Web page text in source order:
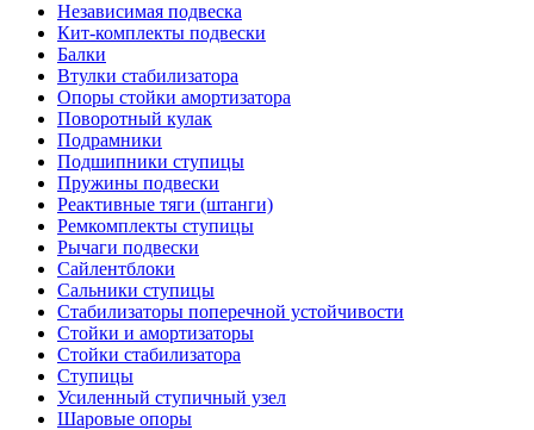
Независимая подвеска
Кит-комплекты подвески
Балки
Втулки стабилизатора
Опоры стойки амортизатора
Поворотный кулак
Подрамники
Подшипники ступицы
Пружины подвески
Реактивные тяги (штанги)
Ремкомплекты ступицы
Рычаги подвески
Сайлентблоки
Сальники ступицы
Стабилизаторы поперечной устойчивости
Стойки и амортизаторы
Стойки стабилизатора
Ступицы
Усиленный ступичный узел
Шаровые опоры